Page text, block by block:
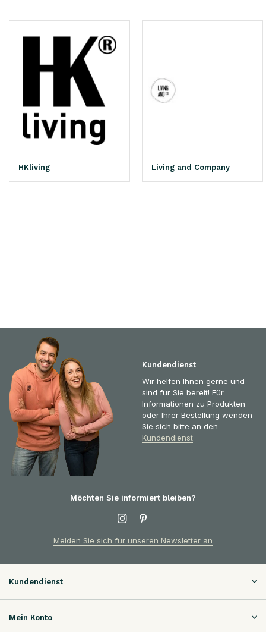
HKliving Living and Company
Kundendienst
Wir helfen Ihnen gerne und
sind für Sie bereit! Für
Informationen zu Produkten
oder Ihrer Bestellung wenden
Sie sich bitte an den
Kundendienst
Möchten Sie informiert bleiben?
Melden Sie sich für unseren Newsletter an
Kundendienst
Mein Konto